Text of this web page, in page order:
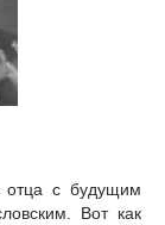
отца с будущим
Вот как